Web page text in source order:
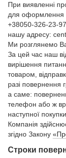
При виявленні
для оформлення
+38050-326-23-
нашу адресу:
Ми розглянемо
За цей час наш
вирішення
товаром,
разі повернення
а саме:
телефон або ж
наступної покупки.
Компанія
згідно Закону
Строки